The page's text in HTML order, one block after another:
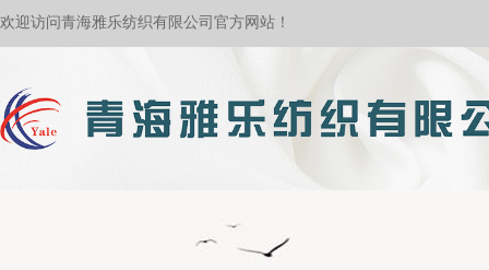
欢迎访问青海雅乐纺织有限公司官方网站！